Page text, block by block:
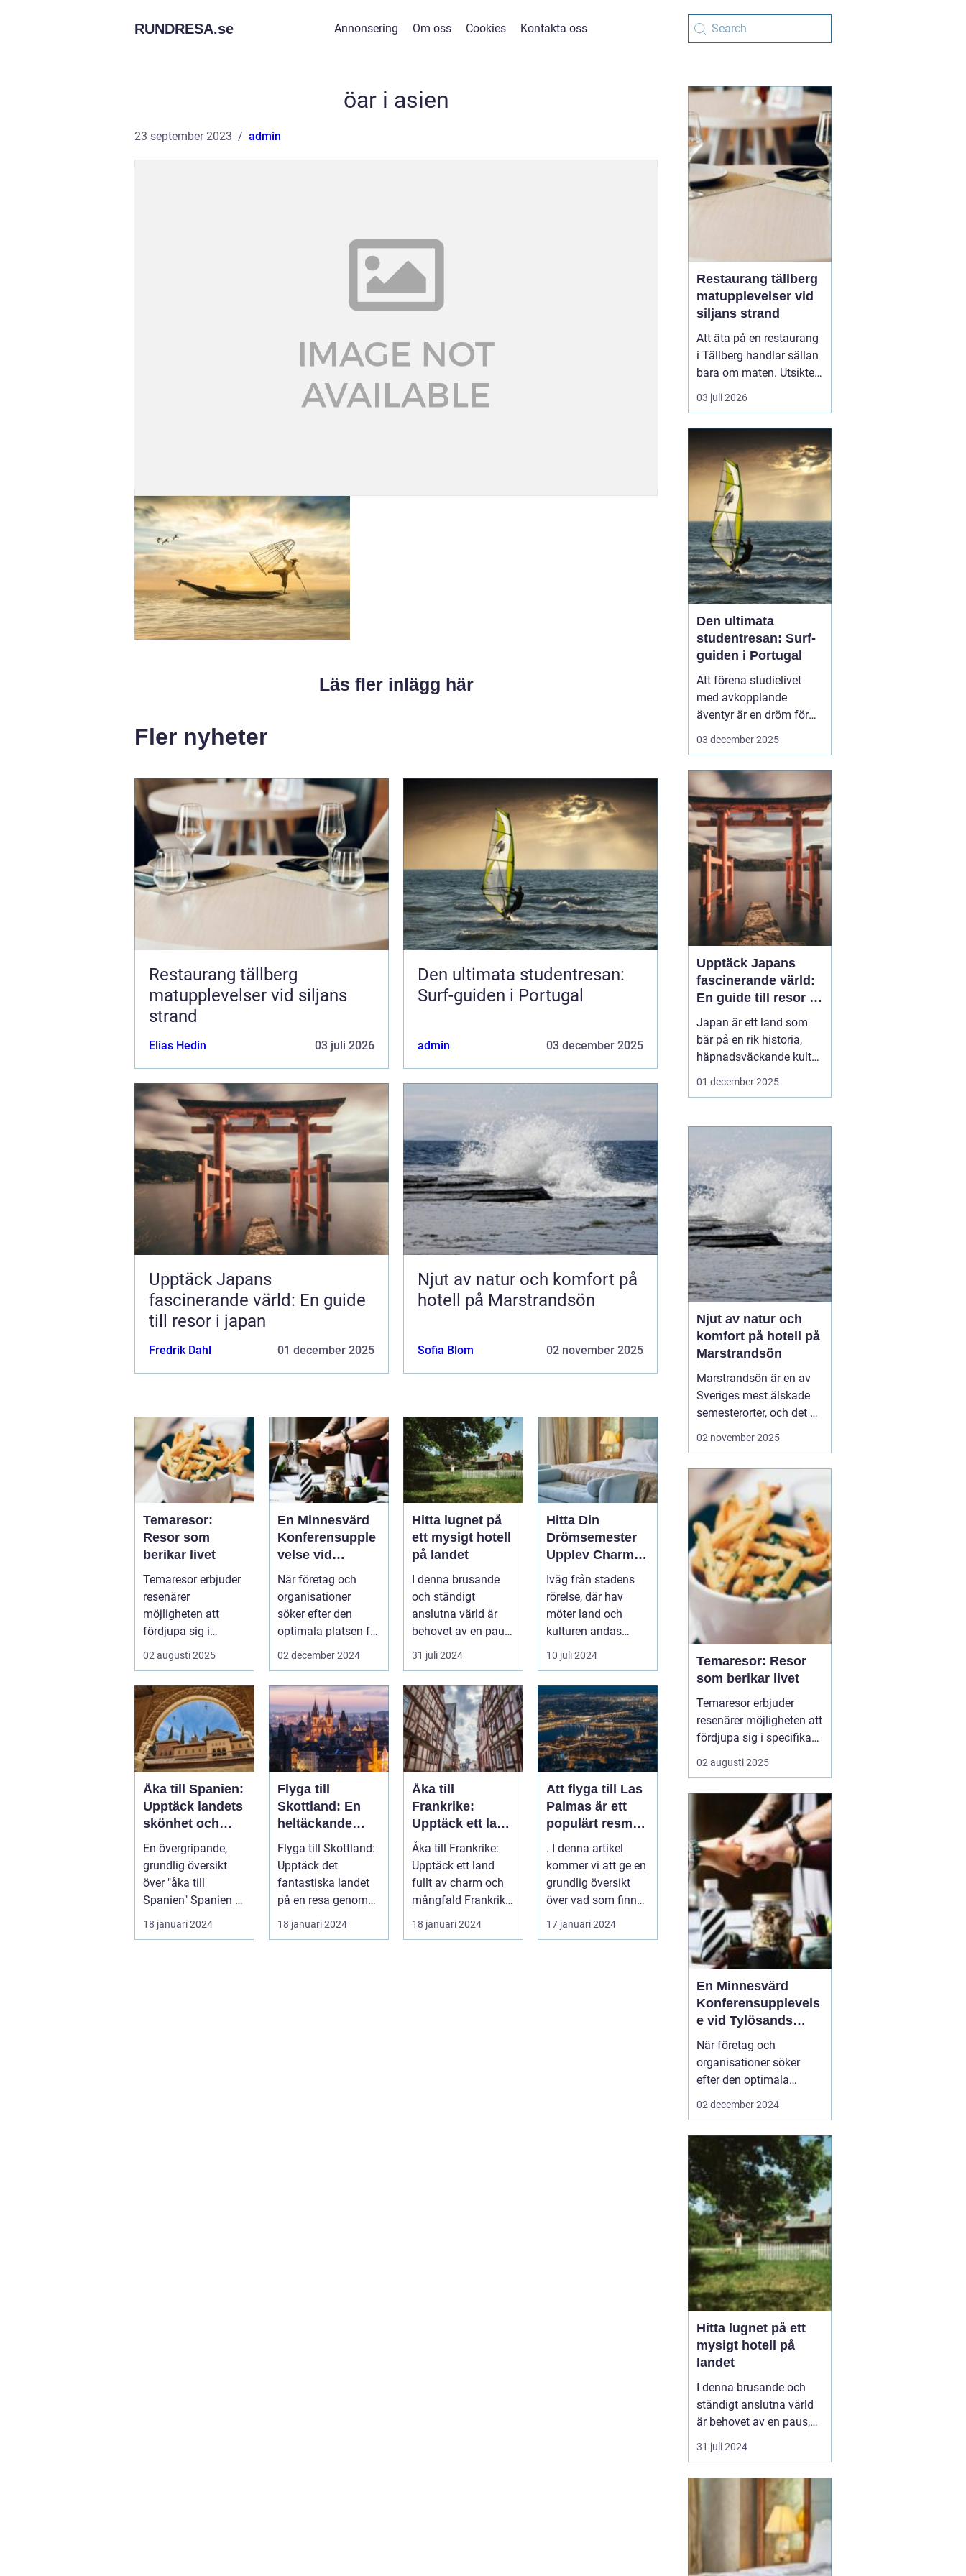
RUNDRESA.se Annonsering Om oss Cookies Kontakta oss
öar i asien
23 september 2023 admin
Läs fler inlägg här
Fler nyheter
Restaurang tällberg
matupplevelser vid siljans
strand
Elias Hedin 03 juli 2026
Den ultimata studentresan:
Surf-guiden i Portugal
admin 03 december 2025
Upptäck Japans
fascinerande värld: En guide
till resor i japan
Fredrik Dahl 01 december 2025
Njut av natur och komfort på
hotell på Marstrandsön
Sofia Blom 02 november 2025
Temaresor:
Resor som
berikar livet
Temaresor erbjuder
resenärer
möjligheten att
fördjupa sig i
specifika intressen
eller...
02 augusti 2025
En Minnesvärd
Konferensupple
velse vid
Tylösands Kust
När företag och
organisationer
söker efter den
optimala platsen för
sin näs...
02 december 2024
Hitta lugnet på
ett mysigt hotell
på landet
I denna brusande
och ständigt
anslutna värld är
behovet av en paus,
en stund av frid,...
31 juli 2024
Hitta Din
Drömsemester
Upplev Charmen
med Hotell i
Halland
Iväg från stadens
rörelse, där hav
möter land och
kulturen andas
historia ...
10 juli 2024
Åka till Spanien:
Upptäck landets
skönhet och
kultur
En övergripande,
grundlig översikt
över "åka till
Spanien" Spanien är
ett av Europas mest
populära ...
18 januari 2024
Flyga till
Skottland: En
heltäckande
guide
Flyga till Skottland:
Upptäck det
fantastiska landet
på en resa genom
luften Introduktion:
Att flyg...
18 januari 2024
Åka till
Frankrike:
Upptäck ett land
fullt av charm
och mångfald
Åka till Frankrike:
Upptäck ett land
fullt av charm och
mångfald Frankrike
är ett land som
fasciner...
18 januari 2024
Att flyga till Las
Palmas är ett
populärt resmål
för många
resenärer, som
dras till de
vackra
behagliga
klimatet och den
. I denna artikel
kommer vi att ge en
grundlig översikt
över vad som finns
att upptäcka när
man flyg...
17 januari 2024
Restaurang tällberg
matupplevelser vid
siljans strand
Att äta på en restaurang
i Tällberg handlar sällan
bara om maten. Utsikten
över Siljan, de faluröda
gårdarna och den tydliga
gör varje måltid till en
helhetsupplevelse.
Samtidigt har byn
utvecklats till ett litet
kulinariskt na...
03 juli 2026
Den ultimata
studentresan: Surf-
guiden i Portugal
Att förena studielivet
med avkopplande
äventyr är en dröm för
många studenter. Att ta
surf, sol och nya möten
kan vara just den
upplevelse som fyller
p&ar...
03 december 2025
Upptäck Japans
fascinerande värld:
En guide till resor i
japan
Japan är ett land som
bär på en rik historia,
häpnadsväckande kultur
och en unik blandning
lockar ständigt resenärer
önskar uppleva allt fr&...
01 december 2025
Njut av natur och
komfort på hotell på
Marstrandsön
Marstrandsön är en av
Sveriges mest älskade
semesterorter, och det är
inte svårt att förstå
naturskönhet och
modern komfort,
erbjuder denna ö en
perfek...
02 november 2025
Temaresor: Resor
som berikar livet
Temaresor erbjuder
resenärer möjligheten att
fördjupa sig i specifika
intressen eller hobbyer,
vilket gör resan mer
berikande. Temaresor
kan innefatta allt från
kulinariska äventyr till
historiska expedi...
02 augusti 2025
En Minnesvärd
Konferensupplevels
e vid Tylösands
Kust
När företag och
organisationer söker
efter den optimala
platsen för sin nästa
faciliteternas kvalitet s...
02 december 2024
Hitta lugnet på ett
mysigt hotell på
landet
I denna brusande och
ständigt anslutna värld
är behovet av en paus,
en stund av frid, större
än någonsin, ett
31 juli 2024